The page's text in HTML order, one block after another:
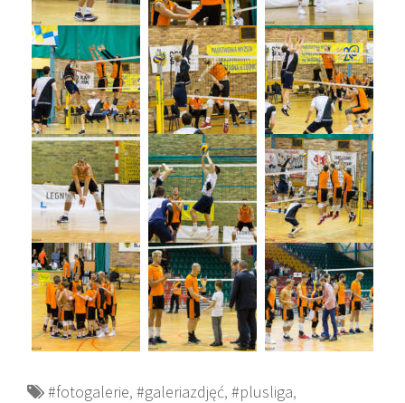
#fotogalerie, #galeriazdjęć, #plusliga,